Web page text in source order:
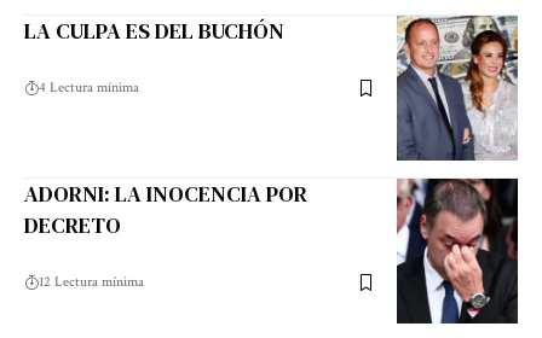
LA CULPA ES DEL BUCHÓN
4 Lectura mínima
ADORNI: LA INOCENCIA POR
DECRETO
12 Lectura mínima